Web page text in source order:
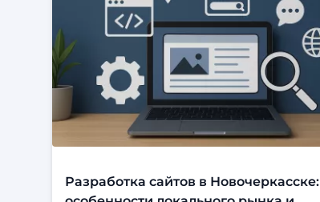
Разработка сайтов в Новочеркасске: